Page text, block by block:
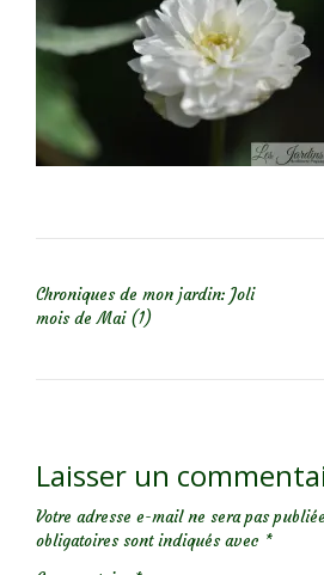
Chroniques de mon jardin: Joli
mois de Mai (1)
Laisser un
Votre adresse e-mail ne sera pas
obligatoires sont indiqués avec *